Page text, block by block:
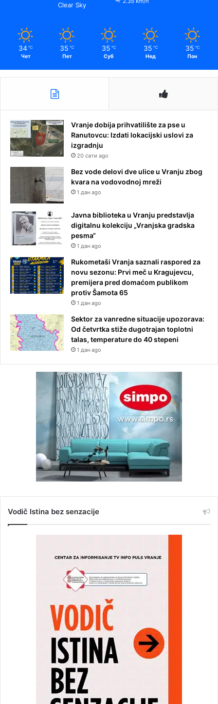
Clear Sky
34 ℃
Чет
35 ℃
Пет
35 ℃
Суб
35 ℃
Нед
35 ℃
Пон
Vranje dobija prihvatilište za pse u
Ranutovcu: Izdati lokacijski uslovi za
izgradnju
20 сати ago
Bez vode delovi dve ulice u Vranju zbog
kvara na vodovodnoj mreži
1 дан ago
Javna biblioteka u Vranju predstavlja
digitalnu kolekciju „Vranjska gradska
pesma“
1 дан ago
Rukometaši Vranja saznali raspored za
novu sezonu: Prvi meč u Kragujevcu,
premijera pred domaćom publikom
protiv Šamota 65
1 дан ago
Sektor za vanredne situacije upozorava:
Od četvrtka stiže dugotrajan toplotni
talas, temperature do 40 stepeni
1 дан ago
Vodič Istina bez senzacije